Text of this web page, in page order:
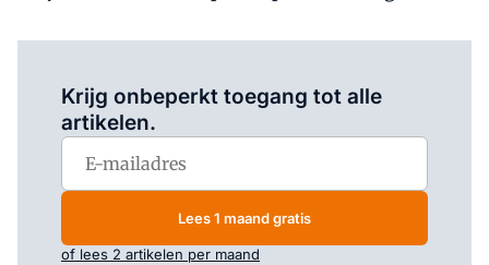
Krijg onbeperkt toegang tot alle
artikelen.
Lees 1 maand gratis
of lees 2 artikelen per maand